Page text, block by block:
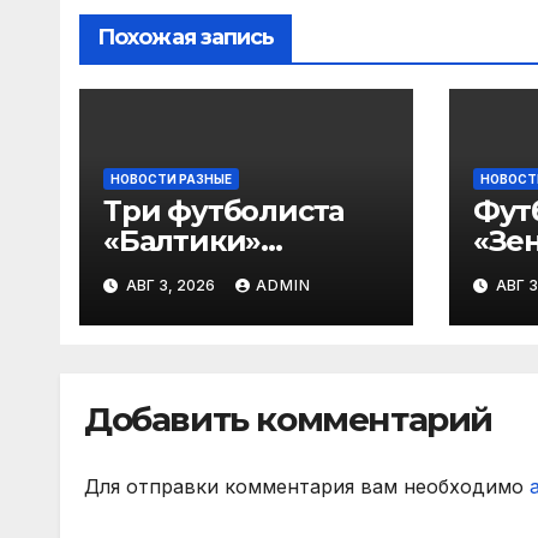
Похожая запись
НОВОСТИ РАЗНЫЕ
Три футболиста
«Балтики»
включены в
символическую
сборную 2‑го тура
МАТЧ ПРЕМЬЕР
АВГ 3, 2026 ADMIN
«Не
— в
АВГ
Добавить комментарий
Для отправки комментария вам необходимо